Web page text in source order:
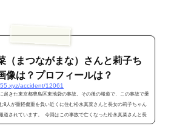
（まつながまな）さんと莉子ち
像は？プロフィールは？
accident/12061
起きた東京都豊島区東池袋の事故。その後の報道で、この事故で乗
8人が重軽傷重を負い近くに住む松永真菜さんと長女の莉子ちゃん
道されています。 今回はこの事故で亡くなった松永真菜さんと長
ついて書いていきますね。 防犯カメラに映し出された自転車に乗っ